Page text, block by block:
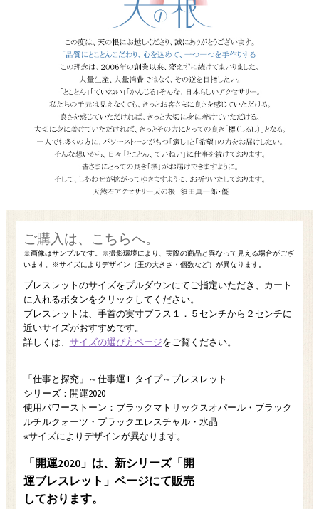
ブレスレットのサイズをプルダウンにてご指定いただき、カート
に入れるボタンをクリックしてください。
ブレスレットは、手首の実寸プラス１．５センチから２センチに
近いサイズがおすすめです。
詳しくは、 サイズの選び方ページをご覧ください。
「仕事と探究」～仕事運Ｌタイプ～ブレスレット
シリーズ：開運2020
使用パワーストーン：ブラックマトリックスオパール・ブラック
ルチルクォーツ・ブラックエレスチャル・水晶
※サイズによりデザインが異なります。
「開運2020」は、新シリーズ「開
運ブレスレット」ページにて販売
しております。